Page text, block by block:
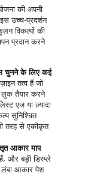
की अपनी
उच्च-प्रदर्शन
विकल्पों की
प्रदान करने
चुनने के लिए कई
तत्व हैं जो
लुक तैयार करने
एज या ज़्यादा
सुनिश्चित
तरह से एकीकृत
आकार माप
और बड़ी डिस्प्ले
लंबा आकार पेश